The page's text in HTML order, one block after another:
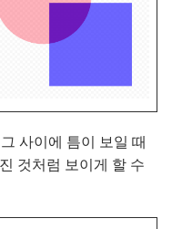
사이에 틈이 보일 때
것처럼 보이게 할 수